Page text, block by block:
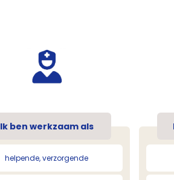
Ik ben werkzaam als
helpende, verzorgende